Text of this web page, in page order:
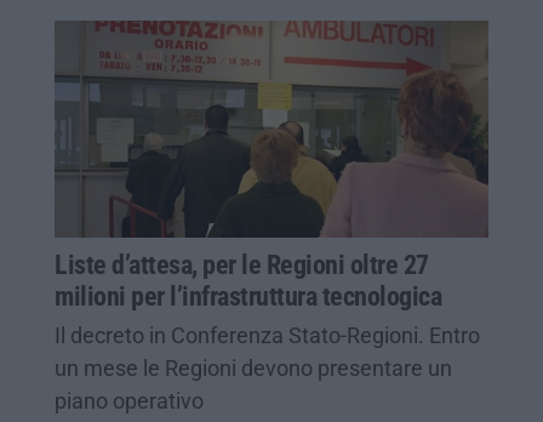
Liste d’attesa, per le Regioni oltre 27
milioni per l’infrastruttura tecnologica
Il decreto in Conferenza Stato-Regioni. Entro
un mese le Regioni devono presentare un
piano operativo